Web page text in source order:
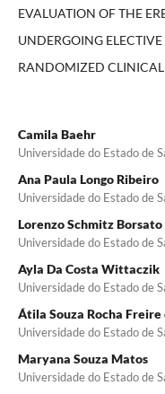
EVALUATION OF THE
UNDERGOING
RANDOMIZED
Camila Baehr
Universidade do Estado de
Ana Paula Longo Ribeiro
Universidade do Estado de
Lorenzo Schmitz
Universidade do Estado de
Ayla Da Costa Wittaczik
Universidade do Estado de
Átila Souza Rocha Freire
Universidade do Estado de
Maryana Souza Matos
Universidade do Estado de